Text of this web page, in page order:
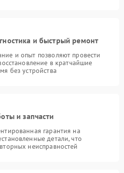
и быстрый ремонт
и опыт позволяют провести
в кратчайшие
без устройства
и запчасти
гарантия на
детали, что
неисправностей